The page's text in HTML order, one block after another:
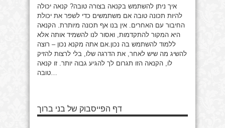
איך ניתן להשתמש בקנאה בצורה טובה? קנאה יכולה
להיות תכונה טובה אם משתמשים כדי לשפר את יכולת
החיבור עם האחרים. אין בנו אף תכונה מיותרת. הקנאה
היא המקור להתקדמות, ואסור לנו להשמיד אותה אלא
ללמוד להשתמש בה נכון.אם אתה מקנא נכון – רוצה
להשיג מה שיש לאחר, את הדרגה שלו, בלי לרצות להזיק
לו, הקנאה הזו תגרום לך להגיע גבוה יותר. זו קנאה
דף הפייסבוק של בני ברוך